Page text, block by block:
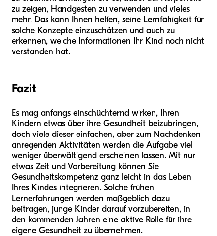
zu zeigen, Handgesten zu verwenden und vieles
mehr. Das kann Ihnen helfen, seine Lernfähigkeit für
solche Konzepte einzuschätzen und auch zu
erkennen, welche Informationen Ihr Kind noch nicht
verstanden hat.
Fazit
Es mag anfangs einschüchternd wirken, Ihren
Kindern etwas über ihre Gesundheit beizubringen,
doch viele dieser einfachen, aber zum Nachdenken
anregenden Aktivitäten werden die Aufgabe viel
weniger überwältigend erscheinen lassen. Mit nur
etwas Zeit und Vorbereitung können Sie
Gesundheitskompetenz ganz leicht in das Leben
Ihres Kindes integrieren. Solche frühen
Lernerfahrungen werden maßgeblich dazu
beitragen, junge Kinder darauf vorzubereiten, in
den kommenden Jahren eine aktive Rolle für ihre
eigene Gesundheit zu übernehmen.